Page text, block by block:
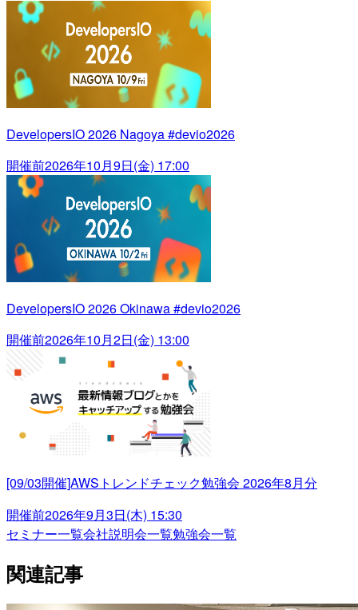
DevelopersIO 2026 Nagoya #devio2026
開催前2026年10月9日(金) 17:00
DevelopersIO 2026 Okinawa #devio2026
開催前2026年10月2日(金) 13:00
[09/03開催]AWSトレンドチェック勉強会 2026年8月分
開催前2026年9月3日(木) 15:30
セミナー一覧会社説明会一覧勉強会一覧
関連記事